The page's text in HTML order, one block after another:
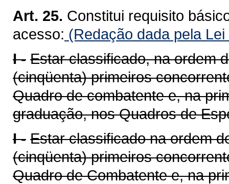
Art. 25. Constitui requisito
acesso: (Redação dada pela
I - Estar classificado, na ordem
(cinqüenta) primeiros
Quadro de combatente e, na
graduação, nos Quadros de
I - Estar classificado na ordem
(cinqüenta) primeiros
Quadro de Combatente e, na